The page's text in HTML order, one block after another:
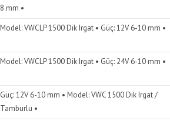
8 mm •
Model: VWCLP 1500 Dik Irgat • Güç: 12V 6-10 mm •
Model: VWCLP 1500 Dik Irgat • Güç: 24V 6-10 mm •
Güç: 12V 6-10 mm • Model: VWC 1500 Dik Irgat /
Tamburlu •